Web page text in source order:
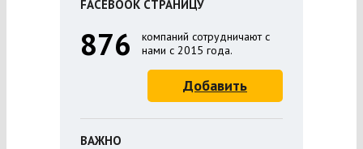
FACEBOOK СТРАНИЦУ
876
компаний сотрудничают с
нами с 2015 года.
Добавить
ВАЖНО